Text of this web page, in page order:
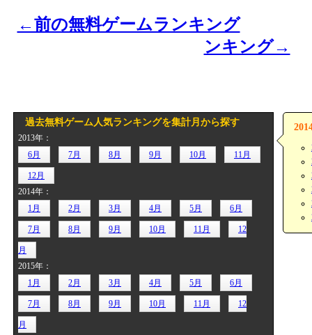
←前の無料ゲームランキング
ンキング→
過去無料ゲーム人気ランキングを集計月から探す
2013年：
6月
7月 8月 9月 10月 11月
12月
2014年：
1月
2月 3月 4月 5月 6月
7月 8月 9月 10月 11月 12
月
2015年：
1月
2月 3月 4月 5月 6月
7月 8月 9月 10月 11月 12
月